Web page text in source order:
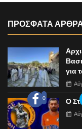
0
ΠΡΟΣΦΑΤΑ
για
Ο